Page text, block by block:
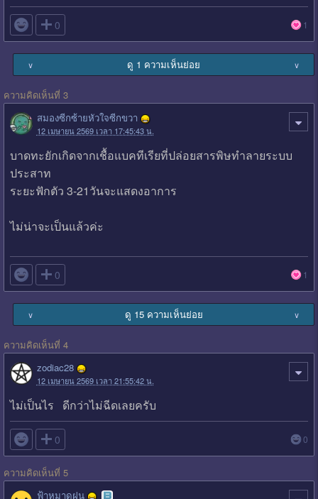
 0 1
∨ ดู 1 ความเห็นย่อย ∨
ความคิดเห็นที่ 3
สมองซีกซ้ายหัวใจซีกขวา
12 เมษายน 2569 เวลา 17:45:43 น.
บาดทะยักเกิดจากเชื้อแบคทีเรีย​ที่ปล่อยสารพิษทำลายระบบ
ประสาท​
ระยะฟักตัว 3-21วันจะแสดงอาการ
ไม่น่าจะเป็นแล้วค่ะ
 0 1
∨ ดู 15 ความเห็นย่อย ∨
ความคิดเห็นที่ 4
zodiac28
12 เมษายน 2569 เวลา 21:55:42 น.
ไม่เป็นไร ดีกว่าไม่ฉีดเลยครับ
 0 0
ความคิดเห็นที่ 5
ฟ้าหมาดฝน